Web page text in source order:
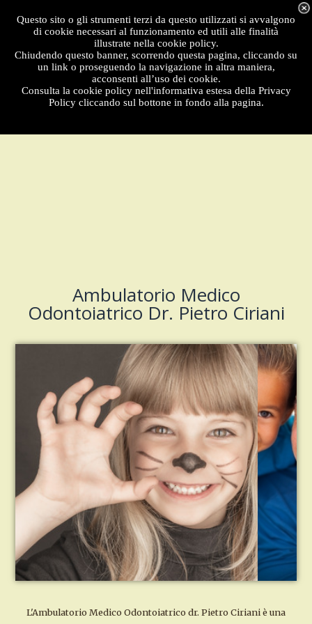
Questo sito o gli strumenti terzi da questo utilizzati si avvalgono
di cookie necessari al funzionamento ed utili alle finalità
illustrate nella cookie policy.
Chiudendo questo banner, scorrendo questa pagina, cliccando su
un link o proseguendo la navigazione in altra maniera,
acconsenti all’uso dei cookie.
Consulta la cookie policy nell'informativa estesa della Privacy
Policy cliccando sul bottone in fondo alla pagina.
Ambulatorio Medico
Odontoiatrico Dr. Pietro Ciriani
L'Ambulatorio Medico Odontoiatrico dr. Pietro Ciriani è una
Menu